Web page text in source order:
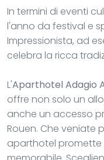
In termini di eventi
l'anno da festival e
Impressionista, ad
celebra la ricca
L'Aparthotel Adagio
offre non solo un
anche un accesso
Rouen. Che veniate
aparthotel promette